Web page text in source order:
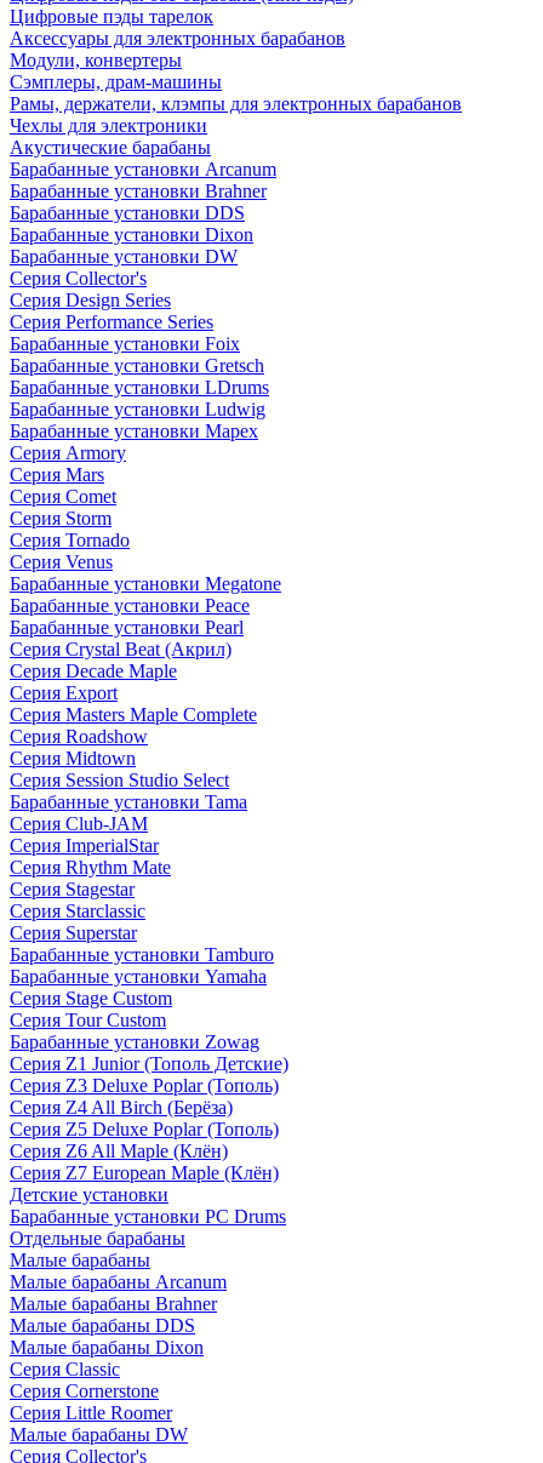
Цифровые пэды тарелок
Аксессуары для электронных барабанов
Модули, конвертеры
Сэмплеры, драм-машины
Рамы, держатели, клэмпы для электронных барабанов
Чехлы для электроники
Акустические барабаны
Барабанные установки Arcanum
Барабанные установки Brahner
Барабанные установки DDS
Барабанные установки Dixon
Барабанные установки DW
Серия Collector's
Серия Design Series
Серия Performance Series
Барабанные установки Foix
Барабанные установки Gretsch
Барабанные установки LDrums
Барабанные установки Ludwig
Барабанные установки Mapex
Серия Armory
Серия Mars
Серия Comet
Серия Storm
Серия Tornado
Серия Venus
Барабанные установки Megatone
Барабанные установки Peace
Барабанные установки Pearl
Серия Crystal Beat (Акрил)
Серия Decade Maple
Серия Export
Серия Masters Maple Complete
Серия Roadshow
Серия Midtown
Серия Session Studio Select
Барабанные установки Tama
Серия Club-JAM
Серия ImperialStar
Серия Rhythm Mate
Серия Stagestar
Серия Starclassic
Серия Superstar
Барабанные установки Tamburo
Барабанные установки Yamaha
Серия Stage Custom
Серия Tour Custom
Барабанные установки Zowag
Серия Z1 Junior (Тополь Детские)
Серия Z3 Deluxe Poplar (Тополь)
Серия Z4 All Birch (Берёза)
Серия Z5 Deluxe Poplar (Тополь)
Серия Z6 All Maple (Клён)
Серия Z7 European Maple (Клён)
Детские установки
Барабанные установки PC Drums
Отдельные барабаны
Малые барабаны
Малые барабаны Arcanum
Малые барабаны Brahner
Малые барабаны DDS
Малые барабаны Dixon
Серия Classic
Серия Cornerstone
Серия Little Roomer
Малые барабаны DW
Серия Collector's